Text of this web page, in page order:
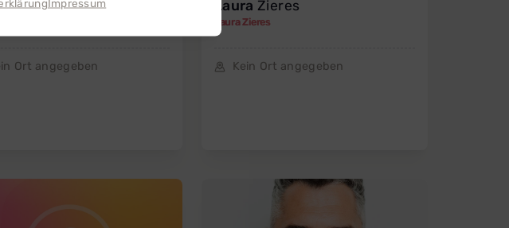
Herding
Ort angegeben
Laura Zieres
Laura Zieres
Kein Ort angegeben